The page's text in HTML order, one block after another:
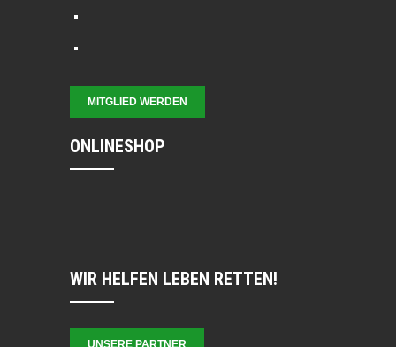
MITGLIED WERDEN
ONLINESHOP
WIR HELFEN LEBEN RETTEN!
UNSERE PARTNER